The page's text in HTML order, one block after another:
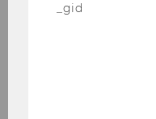
Research
_gid